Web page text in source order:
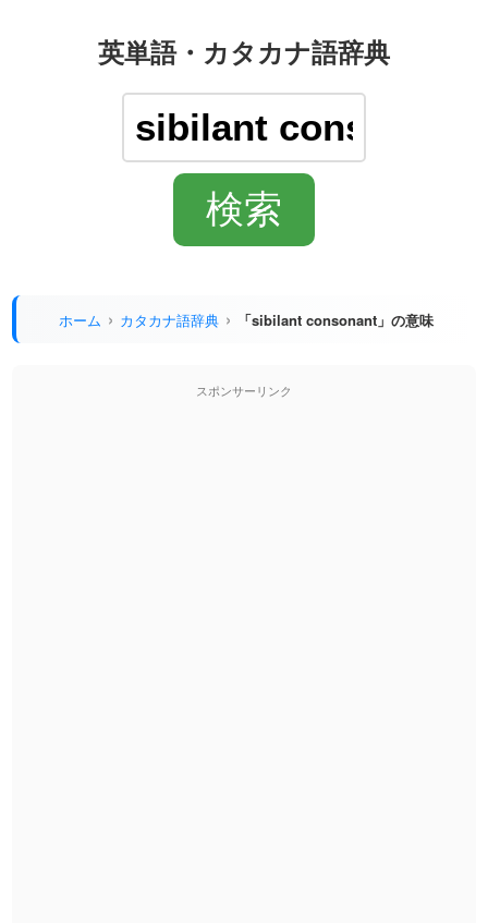
英単語・カタカナ語辞典
ホーム カタカナ語辞典 「sibilant consonant」の意味
スポンサーリンク